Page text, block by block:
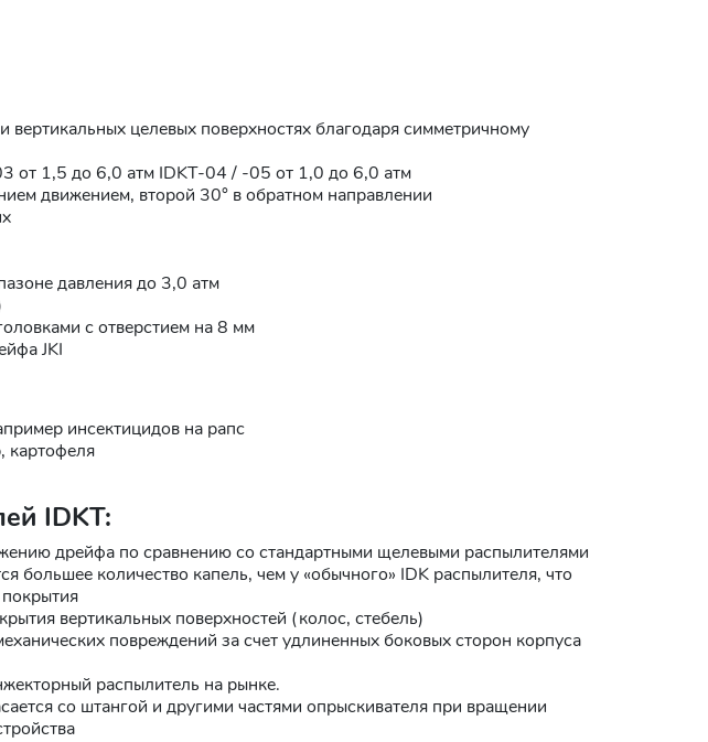
вертикальных целевых поверхностях благодаря симметричному
от 1,5 до 6,0 атм IDKT-04 / -05 от 1,0 до 6,0 атм
движением, второй 30° в обратном направлении
давления до 3,0 атм
с отверстием на 8 мм
JKI
инсектицидов на рапс
картофеля
IDKT:
дрейфа по сравнению со стандартными щелевыми распылителями
большее количество капель, чем у «обычного» IDK распылителя, что
вертикальных поверхностей (колос, стебель)
повреждений за счет удлиненных боковых сторон корпуса
распылитель на рынке.
со штангой и другими частями опрыскивателя при вращении